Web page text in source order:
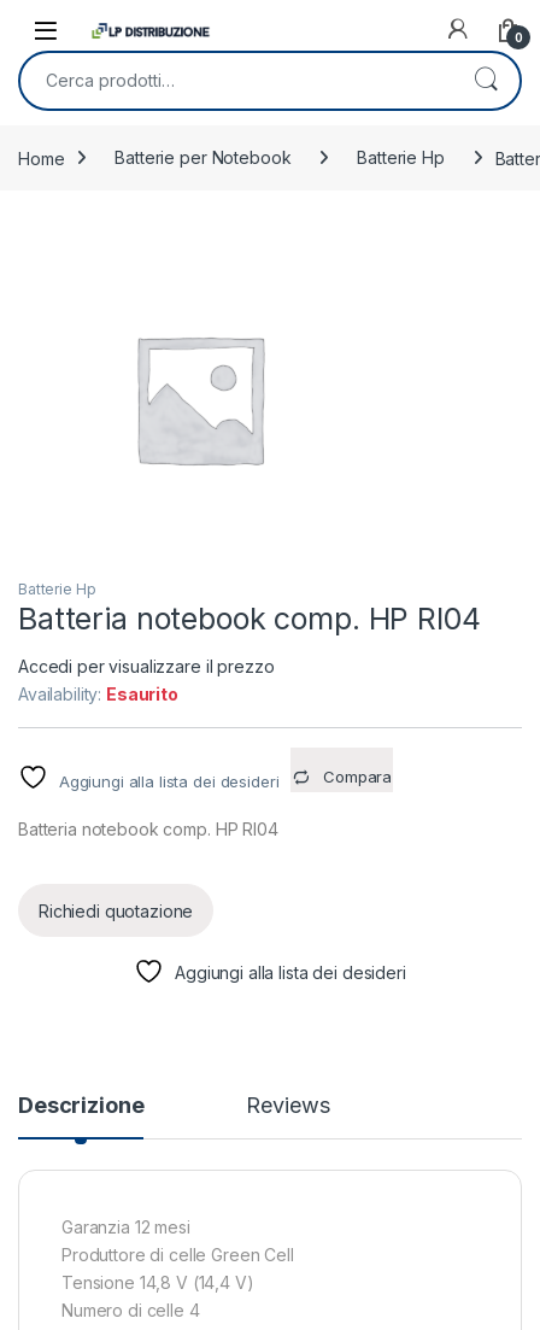
0
Cerca:
Home Batterie per Notebook Batterie Hp
Batterie Hp
Batteria notebook comp. HP RI04
Accedi per visualizzare il prezzo
Availability: Esaurito
Aggiungi alla lista dei desideri Compara
Batteria notebook comp. HP RI04
Richiedi quotazione
Aggiungi alla lista dei desideri
Descrizione Reviews
Garanzia 12 mesi
Produttore di celle Green Cell
Tensione 14,8 V (14,4 V)
Numero di celle 4